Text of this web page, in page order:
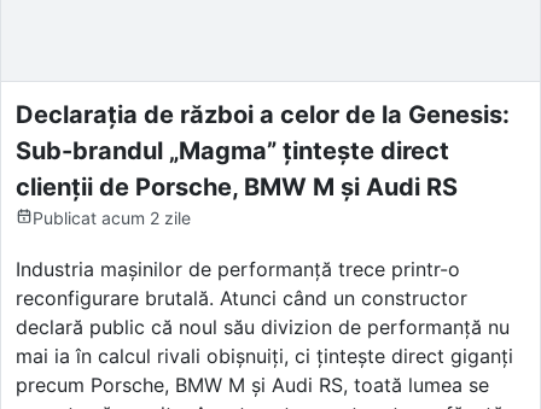
Declarația de război a celor de la Genesis:
Sub-brandul „Magma” țintește direct
clienții de Porsche, BMW M și Audi RS
Publicat acum 2 zile
Industria mașinilor de performanță trece printr-o
reconfigurare brutală. Atunci când un constructor
declară public că noul său divizion de performanță nu
mai ia în calcul rivali obișnuiți, ci țintește direct giganți
precum Porsche, BMW M și Audi RS, toată lumea se